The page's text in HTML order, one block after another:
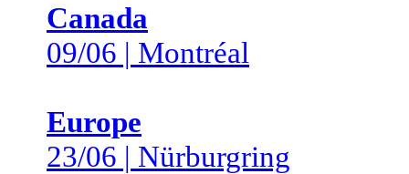
Canada
09/06 | Montréal
Europe
23/06 | Nürburgring